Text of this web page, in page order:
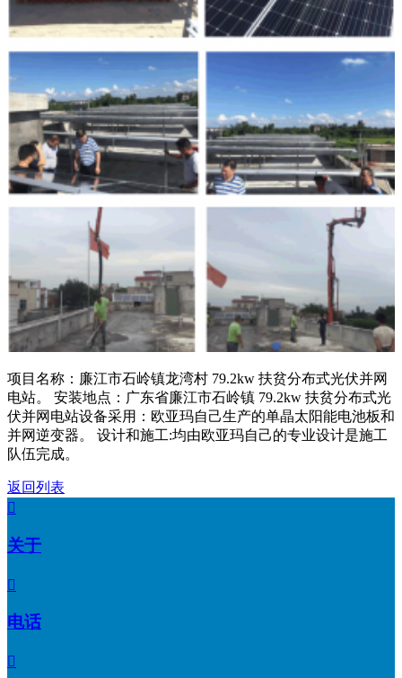
项目名称：廉江市石岭镇龙湾村 79.2kw 扶贫分布式光伏并网
电站。 安装地点：广东省廉江市石岭镇 79.2kw 扶贫分布式光
伏并网电站设备采用：欧亚玛自己生产的单晶太阳能电池板和
并网逆变器。 设计和施工:均由欧亚玛自己的专业设计是施工
队伍完成。
返回列表

关于

电话
